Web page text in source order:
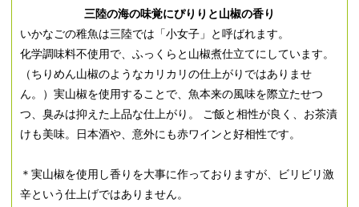
三陸の海の味覚にぴりりと山椒の香り
いかなごの稚魚は三陸では「小女子」と呼ばれます。
化学調味料不使用で、ふっくらと山椒煮仕立てにしています。
（ちりめん山椒のようなカリカリの仕上がりではありませ
ん。）実山椒を使用することで、魚本来の風味を際立たせつ
つ、臭みは抑えた上品な仕上がり。 ご飯と相性が良く、お茶漬
けも美味。日本酒や、意外にも赤ワインと好相性です。
＊実山椒を使用し香りを大事に作っておりますが、ビリビリ激
辛という仕上げではありません。